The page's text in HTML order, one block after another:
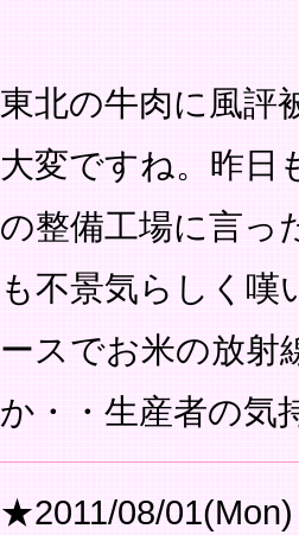
東北の牛肉に風
大変ですね。昨日
の整備工場に言
も不景気らしく嘆
ースでお米の放射
か・・生産者の気
★2011/08/01(Mon)